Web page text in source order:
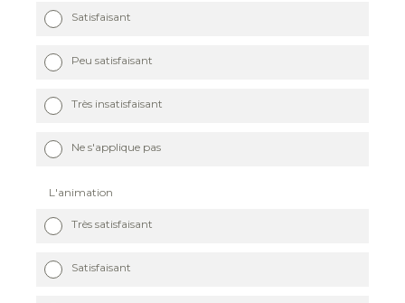
Satisfaisant
Peu satisfaisant
Très insatisfaisant
Ne s'applique pas
L'animation
Très satisfaisant
Satisfaisant